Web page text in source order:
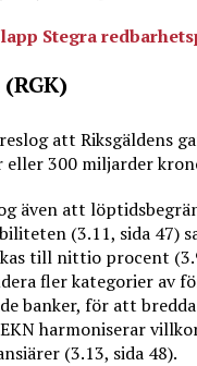
Stegra
att Riksgäldens
300 miljarder
även att
(3.11, sida 47)
till nittio procent
fler kategorier av
banker, för att
EKN harmoniserar
(3.13, sida 48).